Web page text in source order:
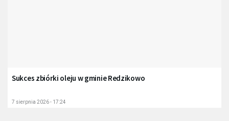
Sukces zbiórki oleju w gminie Redzikowo
7 sierpnia 2026 - 17:24